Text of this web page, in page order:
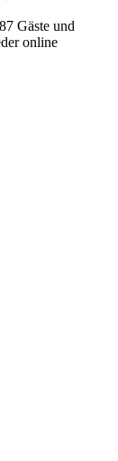
Gäste und
online